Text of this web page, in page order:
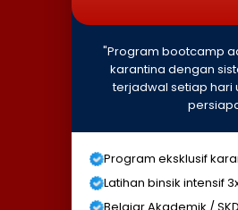
"Program bootcamp
karantina dengan
terjadwal setiap hari
Program eksklusif
Latihan binsik intensif